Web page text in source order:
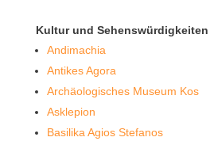
Kultur und Sehenswürdigkeiten
Andimachia
Antikes Agora
Archäologisches Museum Kos
Asklepion
Basilika Agios Stefanos